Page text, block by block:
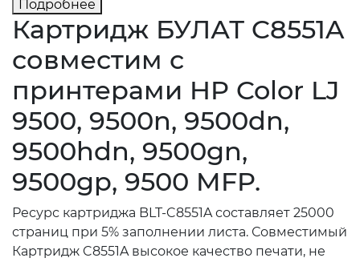
Подробнее
Картридж БУЛАТ C8551A
совместим с
принтерами HP Color LJ
9500, 9500n, 9500dn,
9500hdn, 9500gn,
9500gp, 9500 MFP.
Ресурс картриджа BLT-C8551A составляет 25000
страниц при 5% заполнении листа. Совместимый
Картридж C8551A высокое качество печати, не